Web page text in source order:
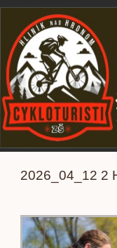
2026_04_12 2